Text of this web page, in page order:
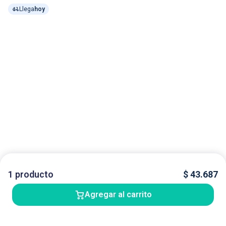
Llega hoy
1 producto $43.687
Agregar al carrito